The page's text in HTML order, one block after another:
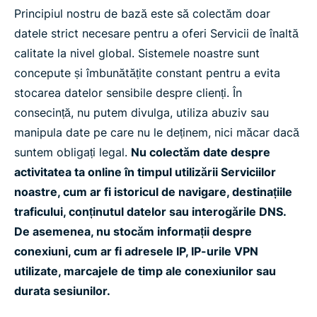
Principiul nostru de bază este să colectăm doar
datele strict necesare pentru a oferi Servicii de înaltă
calitate la nivel global. Sistemele noastre sunt
concepute și îmbunătățite constant pentru a evita
stocarea datelor sensibile despre clienți. În
consecință, nu putem divulga, utiliza abuziv sau
manipula date pe care nu le deținem, nici măcar dacă
suntem obligați legal. Nu colectăm date despre
activitatea ta online în timpul utilizării Serviciilor
noastre, cum ar fi istoricul de navigare, destinațiile
traficului, conținutul datelor sau interogările DNS.
De asemenea, nu stocăm informații despre
conexiuni, cum ar fi adresele IP, IP-urile VPN
utilizate, marcajele de timp ale conexiunilor sau
durata sesiunilor.